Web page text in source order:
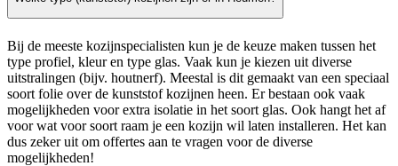
Bij de meeste kozijnspecialisten kun je de keuze maken tussen het
type profiel, kleur en type glas. Vaak kun je kiezen uit diverse
uitstralingen (bijv. houtnerf). Meestal is dit gemaakt van een speciaal
soort folie over de kunststof kozijnen heen. Er bestaan ook vaak
mogelijkheden voor extra isolatie in het soort glas. Ook hangt het af
voor wat voor soort raam je een kozijn wil laten installeren. Het kan
dus zeker uit om offertes aan te vragen voor de diverse
mogelijkheden!